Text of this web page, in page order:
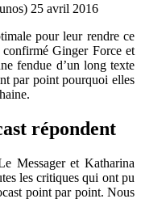
25 avril 2016
pour leur rendre ce
Ginger Force et
fendue d’un long texte
par point pourquoi elles
répondent
Messager et Katharina
les critiques qui ont pu
point par point. Nous